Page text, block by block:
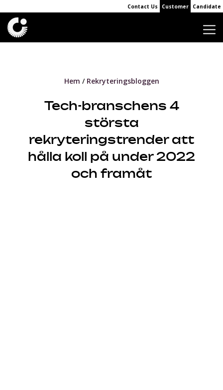
Contact Us Customer Candidate
Hem Rekryteringsbloggen
Tech-branschens 4
största
rekryteringstrender att
hålla koll på under 2022
och framåt